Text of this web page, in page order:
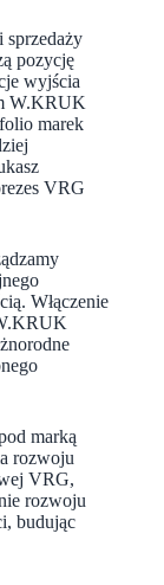
sprzedaży
pozycję
wyjścia
W.KRUK
marek
VRG
Włączenie
marką
rozwoju
VRG,
rozwoju
budując